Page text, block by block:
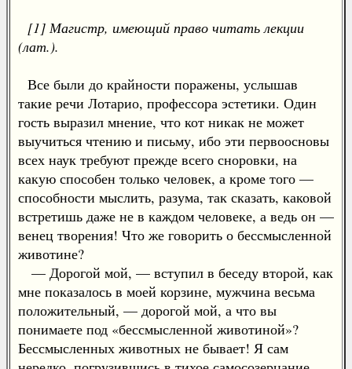
[1] Магистр, имеющий право читать лекции
(лат.).
Все были до крайности поражены, услышав
такие речи Лотарио, профессора эстетики. Один
гость выразил мнение, что кот никак не может
выучиться чтению и письму, ибо эти первоосновы
всех наук требуют прежде всего сноровки, на
какую способен только человек, а кроме того —
способности мыслить, разума, так сказать, каковой
встретишь даже не в каждом человеке, а ведь он —
венец творения! Что же говорить о бессмысленной
животине?
— Дорогой мой, — вступил в беседу второй, как
мне показалось в моей корзине, мужчина весьма
положительный, — дорогой мой, а что вы
понимаете под «бессмысленной животиной»?
Бессмысленных животных не бывает! Я сам